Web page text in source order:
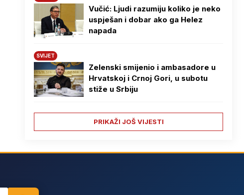
Vučić: Ljudi razumiju koliko je neko
uspješan i dobar ako ga Helez
napada
SVIJET
Zelenski smijenio i ambasadore u
Hrvatskoj i Crnoj Gori, u subotu
stiže u Srbiju
PRIKAŽI JOŠ VIJESTI